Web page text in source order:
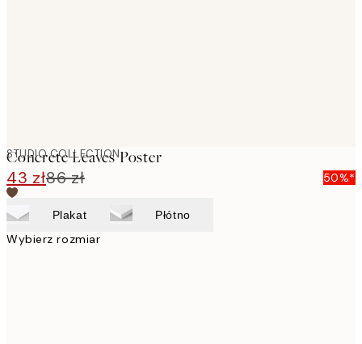
STUDIO COLLECTION
Concrete Leaves Poster
43 zł86 zł 50%*
Plakat Płótno
Wybierz rozmiar